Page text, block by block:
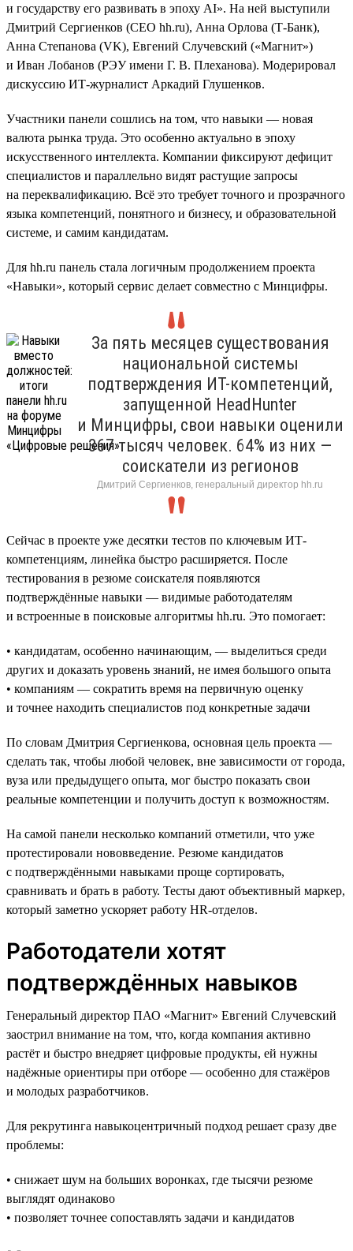
и государству его развивать в эпоху AI». На ней выступили
Дмитрий Сергиенков (CEO hh.ru), Анна Орлова (Т-Банк),
Анна Степанова (VK), Евгений Случевский («Магнит»)
и Иван Лобанов (РЭУ имени Г. В. Плеханова). Модерировал
дискуссию ИТ-журналист Аркадий Глушенков.
Участники панели сошлись на том, что навыки — новая
валюта рынка труда. Это особенно актуально в эпоху
искусственного интеллекта. Компании фиксируют дефицит
специалистов и параллельно видят растущие запросы
на переквалификацию. Всё это требует точного и прозрачного
языка компетенций, понятного и бизнесу, и образовательной
системе, и самим кандидатам.
Для hh.ru панель стала логичным продолжением проекта
«Навыки», который сервис делает совместно с Минцифры.
За пять месяцев существования
национальной системы
подтверждения ИТ-компетенций,
запущенной HeadHunter
и Минцифры, свои навыки оценили
367 тысяч человек. 64% из них —
соискатели из регионов
Дмитрий Сергиенков, генеральный директор hh.ru
Сейчас в проекте уже десятки тестов по ключевым ИТ-
компетенциям, линейка быстро расширяется. После
тестирования в резюме соискателя появляются
подтверждённые навыки — видимые работодателям
и встроенные в поисковые алгоритмы hh.ru. Это помогает:
• кандидатам, особенно начинающим, — выделиться среди
других и доказать уровень знаний, не имея большого опыта
• компаниям — сократить время на первичную оценку
и точнее находить специалистов под конкретные задачи
По словам Дмитрия Сергиенкова, основная цель проекта —
сделать так, чтобы любой человек, вне зависимости от города,
вуза или предыдущего опыта, мог быстро показать свои
реальные компетенции и получить доступ к возможностям.
На самой панели несколько компаний отметили, что уже
протестировали нововведение. Резюме кандидатов
с подтверждёнными навыками проще сортировать,
сравнивать и брать в работу. Тесты дают объективный маркер,
который заметно ускоряет работу HR-отделов.
Работодатели хотят
подтверждённых навыков
Генеральный директор ПАО «Магнит» Евгений Случевский
заострил внимание на том, что, когда компания активно
растёт и быстро внедряет цифровые продукты, ей нужны
надёжные ориентиры при отборе — особенно для стажёров
и молодых разработчиков.
Для рекрутинга навыкоцентричный подход решает сразу две
проблемы:
• снижает шум на больших воронках, где тысячи резюме
выглядят одинаково
• позволяет точнее сопоставлять задачи и кандидатов